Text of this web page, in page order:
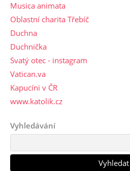
Musica animata
Oblastní charita Třebíč
Duchna
Duchnička
Svatý otec - instagram
Vatican.va
Kapucíni v ČR
www.katolik.cz
Vyhledávání